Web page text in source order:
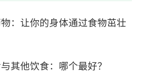
：让你的身体通过食物茁壮
其他饮食：哪个最好？